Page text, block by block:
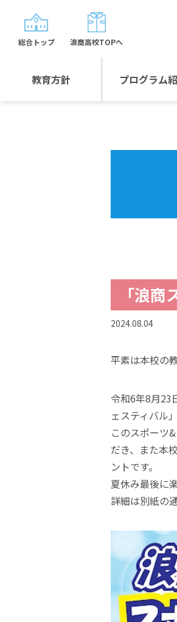
教育方針 プログラム
総合トップ 浪商高校TOPへ
「浪
2024.08.04
平素は本校の
令和6年8月23
ェスティバル
このスポーツ
だき、また本
ントです。
夏休み最後に
詳細は別紙の